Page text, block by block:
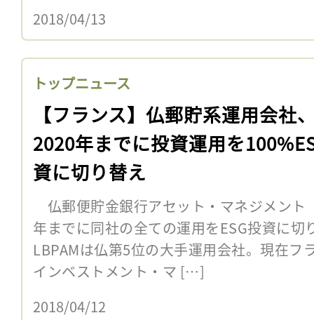
2018/04/13
トップニュース
【フランス】仏郵貯系運用会社
2020年までに投資運用を
資に切り替え
仏郵便貯金銀行アセット・マネジメント
年までに同社の全ての運用をESG投資に切
LBPAMは仏第5位の大手運用会社。現在フ
インベストメント・マ […]
2018/04/12